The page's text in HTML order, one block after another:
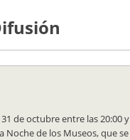
de octubre entre las 20:00
de los Museos, que